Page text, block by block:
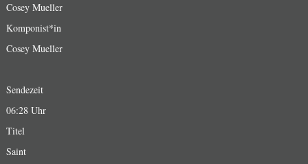
Cosey Mueller
Komponist*in
Cosey Mueller
Sendezeit
06:28 Uhr
Titel
Saint